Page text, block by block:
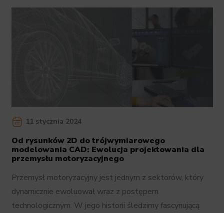
11 stycznia 2024
Od rysunków 2D do trójwymiarowego
modelowania CAD: Ewolucja projektowania dla
przemysłu motoryzacyjnego
Przemysł motoryzacyjny jest jednym z sektorów, który
dynamicznie ewoluował wraz z postępem
technologicznym. W jego historii śledzimy fascynującą